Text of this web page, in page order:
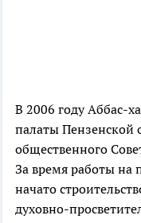
В 2006 году Аббас-
палаты Пензенской
общественного
За время работы на
начато
духовно-